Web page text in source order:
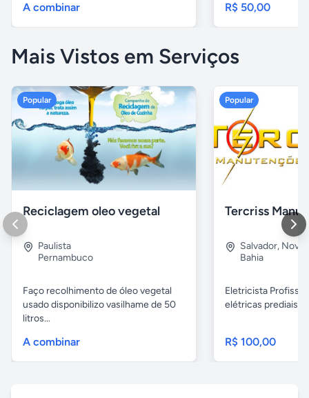
A combinar R$ 50,00
Mais Vistos em Serviços
Popular
Reciclagem oleo vegetal
Paulista
Pernambuco
Faço recolhimento de óleo vegetal
usado disponibilizo vasilhame de 50
litros...
A combinar
Popular
Salvador, Nova
Bahia
Eletricista
elétricas prediais e
R$ 100,00